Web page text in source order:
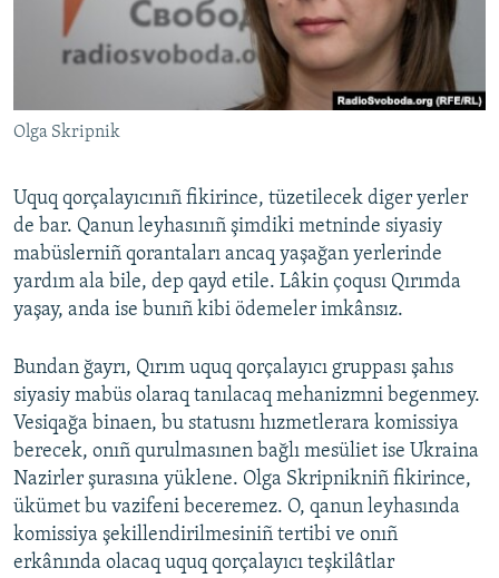
Olga Skripnik
Uquq qorçalayıcınıñ fikirince, tüzetilecek diger yerler
de bar. Qanun leyhasınıñ şimdiki metninde siyasiy
mabüslerniñ qorantaları ancaq yaşağan yerlerinde
yardım ala bile, dep qayd etile. Lâkin çoqusı Qırımda
yaşay, anda ise bunıñ kibi ödemeler imkânsız.
Bundan ğayrı, Qırım uquq qorçalayıcı gruppası şahıs
siyasiy mabüs olaraq tanılacaq mehanizmni begenmey.
Vesiqağa binaen, bu statusnı hızmetlerara komissiya
berecek, onıñ qurulmasınen bağlı mesüliet ise Ukraina
Nazirler şurasına yüklene. Olga Skripnikniñ fikirince,
ükümet bu vazifeni beceremez. O, qanun leyhasında
komissiya şekillendirilmesiniñ tertibi ve onıñ
erkânında olacaq uquq qorçalayıcı teşkilâtlar